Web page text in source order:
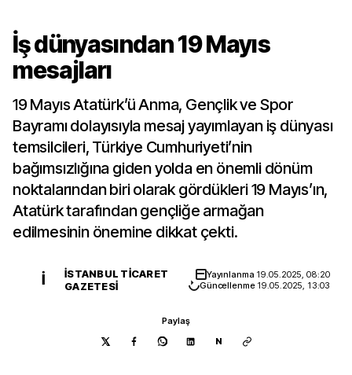
İş dünyasından 19 Mayıs
mesajları
19 Mayıs Atatürk’ü Anma, Gençlik ve Spor
Bayramı dolayısıyla mesaj yayımlayan iş dünyası
temsilcileri, Türkiye Cumhuriyeti’nin
bağımsızlığına giden yolda en önemli dönüm
noktalarından biri olarak gördükleri 19 Mayıs’ın,
Atatürk tarafından gençliğe armağan
edilmesinin önemine dikkat çekti.
İ
İSTANBUL TICARET
GAZETESI
Yayınlanma 19.05.2025, 08:20
Güncellenme 19.05.2025, 13:03
Paylaş
N